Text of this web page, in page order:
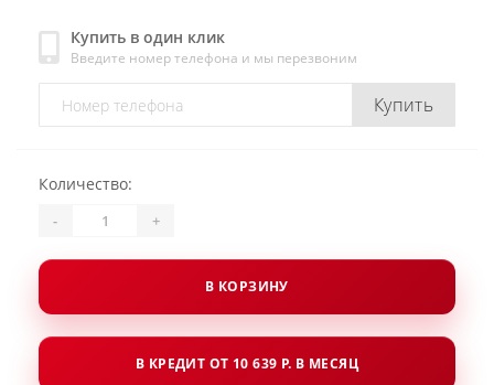
Купить в один клик
Введите номер телефона и мы перезвоним
Купить
Количество:
- +
В КОРЗИНУ
В КРЕДИТ ОТ 10 639 Р. В МЕСЯЦ